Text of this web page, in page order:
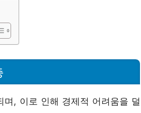
, 이로 인해 경제적 어려움을 덜